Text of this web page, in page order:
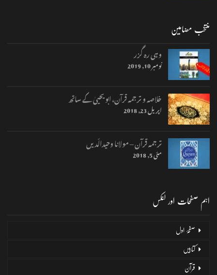
منتخب مضامین
وہی رہ گزر
نومبر 10, 2019
خلاصہ و ترجمہ قرآن، ابو یحییٰ کے ساتھ
اپریل 23, 2018
ترجمہ قرآن – مولانا وحیدالّدیں
مئی 5, 2018
اہم صفحات اور لنکس
صفحۂ اول
کتابیں
قرآن